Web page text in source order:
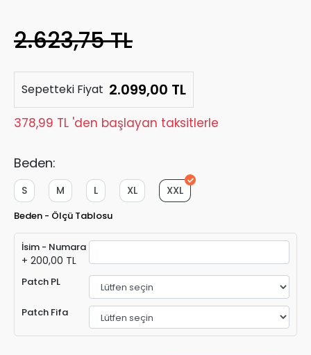
2.623,75 TL
Sepetteki Fiyat 2.099,00 TL
378,99 TL 'den başlayan taksitlerle
Beden:
XXL
XL
L
M
S
Beden - Ölçü Tablosu
İsim - Numara
+ 200,00 TL
Patch PL
Patch Fifa